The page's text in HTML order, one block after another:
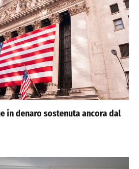
in denaro sostenuta ancora dal